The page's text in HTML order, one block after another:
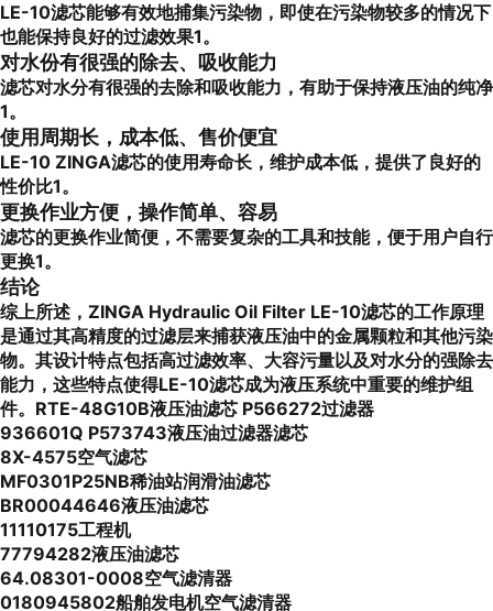
LE-10滤芯能够有效地捕集污染物，即使在污染物较多的情况下
也能保持良好的过滤效果1。
对水份有很强的除去、吸收能力
滤芯对水分有很强的去除和吸收能力，有助于保持液压油的纯净
1。
使用周期长，成本低、售价便宜
LE-10 ZINGA滤芯的使用寿命长，维护成本低，提供了良好的
性价比1。
更换作业方便，操作简单、容易
滤芯的更换作业简便，不需要复杂的工具和技能，便于用户自行
更换1。
结论
综上所述，ZINGA Hydraulic Oil Filter LE-10滤芯的工作原理
是通过其高精度的过滤层来捕获液压油中的金属颗粒和其他污染
物。其设计特点包括高过滤效率、大容污量以及对水分的强除去
能力，这些特点使得LE-10滤芯成为液压系统中重要的维护组
件。RTE-48G10B液压油滤芯 P566272过滤器
936601Q P573743液压油过滤器滤芯
8X-4575空气滤芯
MF0301P25NB稀油站润滑油滤芯
BR00044646液压油滤芯
11110175工程机
77794282液压油滤芯
64.08301-0008空气滤清器
0180945802船舶发电机空气滤清器